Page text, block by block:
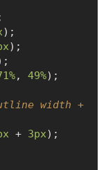
);
);
, 49%);
width +
+ 3px);